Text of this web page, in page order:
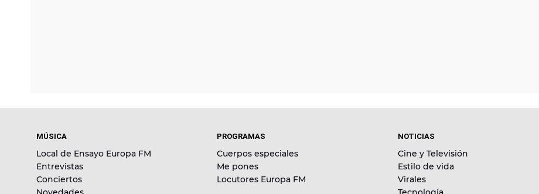
MÚSICA
Local de Ensayo Europa FM
Entrevistas
Conciertos
PROGRAMAS
Cuerpos especiales
Me pones
Locutores Europa FM
NOTICIAS
Cine y Televisión
Estilo de vida
Virales